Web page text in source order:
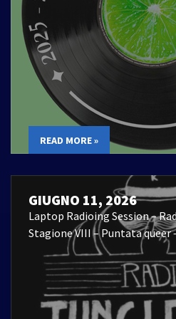
READ MORE »
GIUGNO 11, 2026
Laptop Radioing Session –
Stagione VIII – Puntata queer